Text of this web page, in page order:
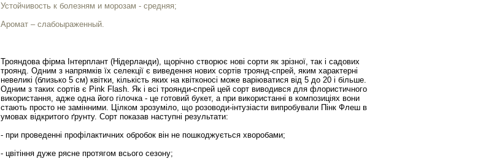
Устойчивость к болезням и морозам - средняя;
Аромат – слабоыраженный.
Трояндова фірма Інтерплант (Нідерланди), щорічно створює нові сорти як зрізної, так і садових
троянд. Одним з напрямків їх селекції є виведення нових сортів троянд-спрей, яким характерні
невеликі (близько 5 см) квітки, кількість яких на квітконосі може варіюватися від 5 до 20 і більше.
Одним з таких сортів є Pink Flash. Як і всі троянди-спрей цей сорт виводився для флористичного
використання, адже одна його гілочка - це готовий букет, а при використанні в композиціях вони
стають просто не замінними. Цілком зрозуміло, що розоводи-інтузіасти випробували Пінк Флеш в
умовах відкритого ґрунту. Сорт показав наступні результати:
- при проведенні профілактичних обробок він не пошкоджується хворобами;
- цвітіння дуже рясне протягом всього сезону;